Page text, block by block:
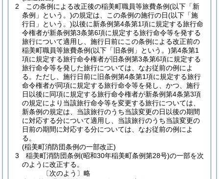
2
この条例による改正後の稲美町職員等旅費条例(以下「新
条例」という。)の規定は、この条例の施行の日(以下「施
行日」という。)以後に新条例第4条第1項に規定する旅行命
令権者が新条例第3条第6項に規定する旅行命令等を発する
旅行について適用し、施行日前にこの条例による改正前の
稲美町職員等旅費条例(以下「旧条例」という。)第4条第1
項に規定する旅行命令権者が旧条例第3条第6項に規定する
旅行命令等を発した旅行については、なお従前の例によ
る。 ただし、施行日前に旧条例第4条第1項に規定する旅行
命令権者が同項に規定する旅行命令等を発し、かつ、施行
日以後に同項に規定する旅行命令権者が新条例第4条第3項
の規定により当該旅行命令等を変更する旅行については、
新条例の規定は、当該旅行のうち当該変更の日以後の期間
に対応する分について適用し、当該旅行のうち当該変更の
日前の期間に対応する分については、なお従前の例によ
る。
(稲美町消防団条例の一部改正)
3
稲美町消防団条例(昭和30年稲美町条例第28号)の一部を次
のように改正する。
〔次のよう〕略